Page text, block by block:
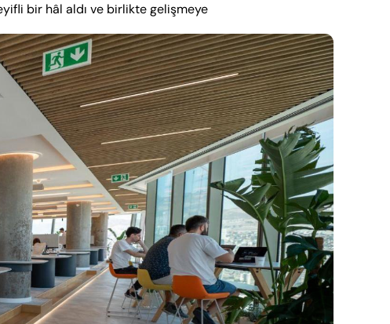
bir hâl aldı ve birlikte gelişmeye